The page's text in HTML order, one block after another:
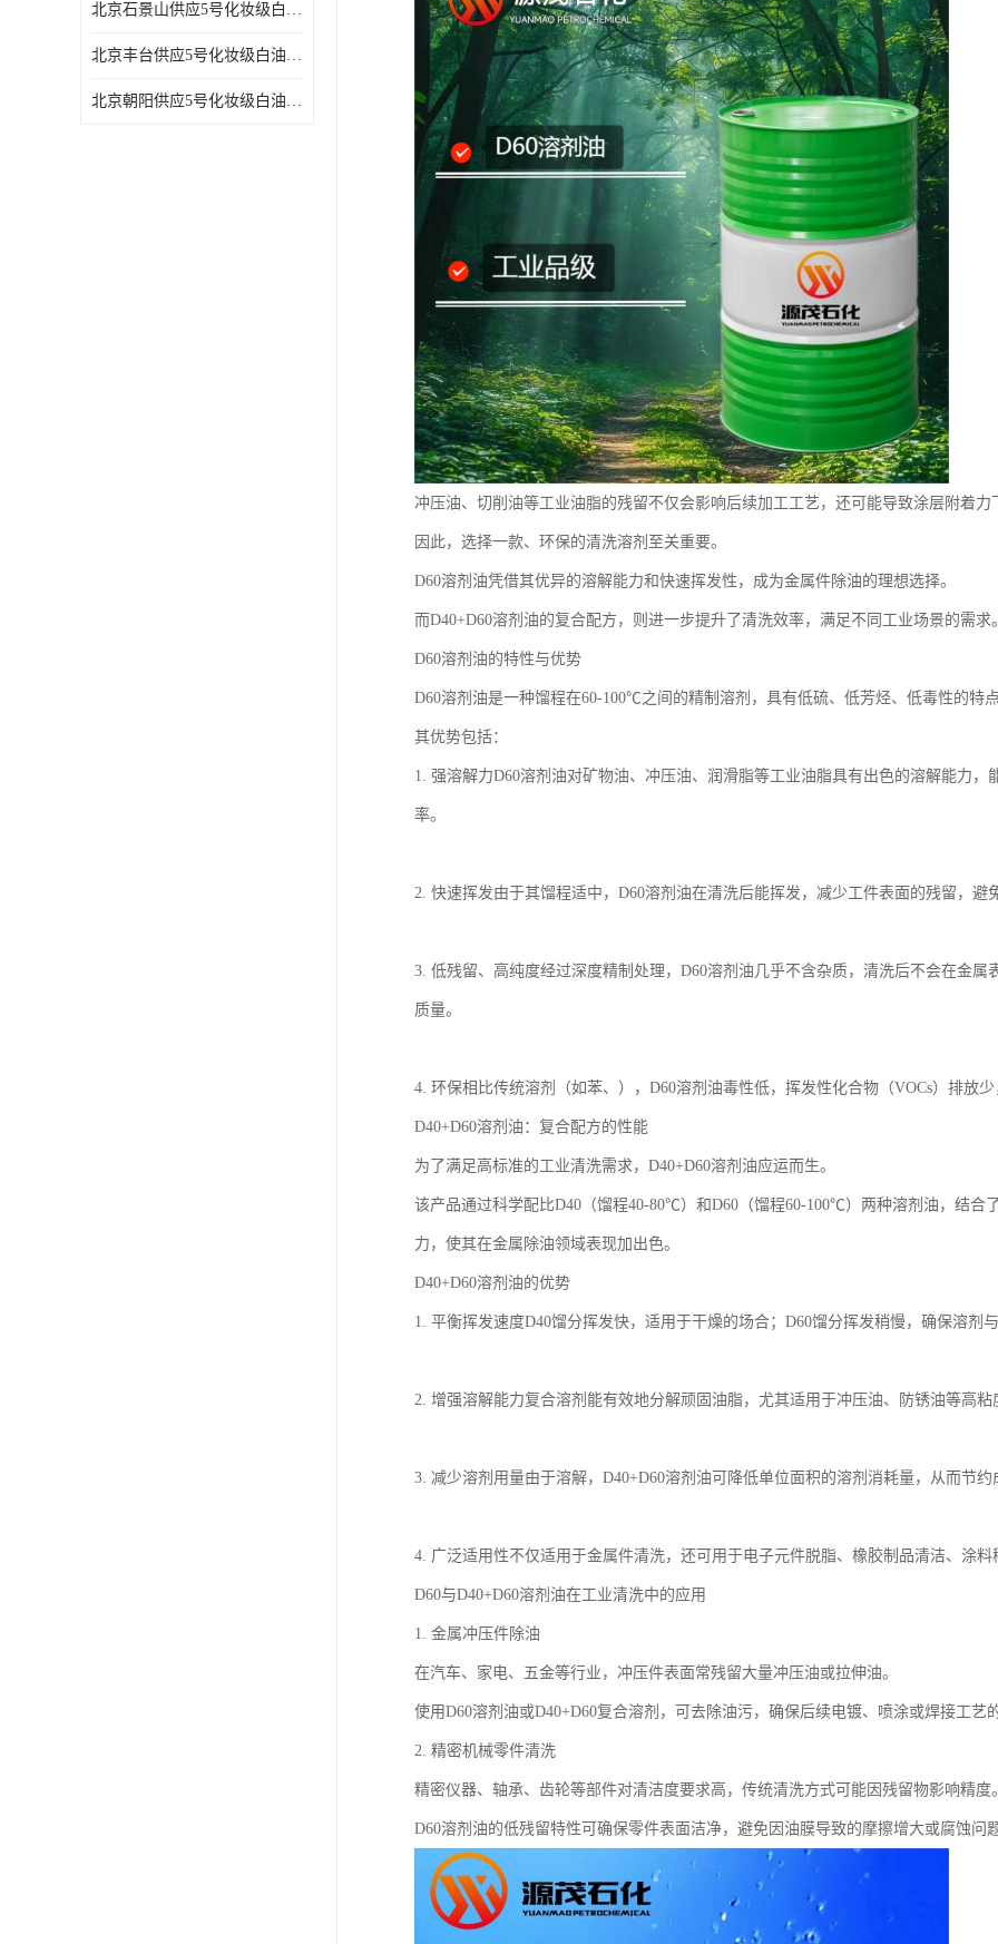
北京石景山供应5号化妆级白油缝纫机油 设备润滑油
北京丰台供应5号化妆级白油纤维与织物柔软光亮
北京朝阳供应5号化妆级白油纺织时的润滑剂
冲压油、切削油等工业油脂的残留不仅会影响后续加工工艺，还可能导致涂层附着力
因此，选择一款、环保的清洗溶剂至关重要。
D60溶剂油凭借其优异的溶解能力和快速挥发性，成为金属件除油的理想选择。
而D40+D60溶剂油的复合配方，则进一步提升了清洗效率，满足不同工业场景的需求
D60溶剂油的特性与优势
D60溶剂油是一种馏程在60-100℃之间的精制溶剂，具有低硫、低芳烃、低毒性的特
其优势包括：
1. 强溶解力D60溶剂油对矿物油、冲压油、润滑脂等工业油脂具有出色的溶解能力
率。
2. 快速挥发由于其馏程适中，D60溶剂油在清洗后能挥发，减少工件表面的残留，避
3. 低残留、高纯度经过深度精制处理，D60溶剂油几乎不含杂质，清洗后不会在金
质量。
4. 环保相比传统溶剂（如苯、），D60溶剂油毒性低，挥发性化合物（VOCs）排放
D40+D60溶剂油：复合配方的性能
为了满足高标准的工业清洗需求，D40+D60溶剂油应运而生。
该产品通过科学配比D40（馏程40-80℃）和D60（馏程60-100℃）两种溶剂油，结合
力，使其在金属除油领域表现加出色。
D40+D60溶剂油的优势
1. 平衡挥发速度D40馏分挥发快，适用于干燥的场合；D60馏分挥发稍慢，确保溶剂
2. 增强溶解能力复合溶剂能有效地分解顽固油脂，尤其适用于冲压油、防锈油等高粘
3. 减少溶剂用量由于溶解，D40+D60溶剂油可降低单位面积的溶剂消耗量，从而节约
4. 广泛适用性不仅适用于金属件清洗，还可用于电子元件脱脂、橡胶制品清洁、涂料
D60与D40+D60溶剂油在工业清洗中的应用
1. 金属冲压件除油
在汽车、家电、五金等行业，冲压件表面常残留大量冲压油或拉伸油。
使用D60溶剂油或D40+D60复合溶剂，可去除油污，确保后续电镀、喷涂或焊接工艺
2. 精密机械零件清洗
精密仪器、轴承、齿轮等部件对清洁度要求高，传统清洗方式可能因残留物影响精度
D60溶剂油的低残留特性可确保零件表面洁净，避免因油膜导致的摩擦增大或腐蚀问